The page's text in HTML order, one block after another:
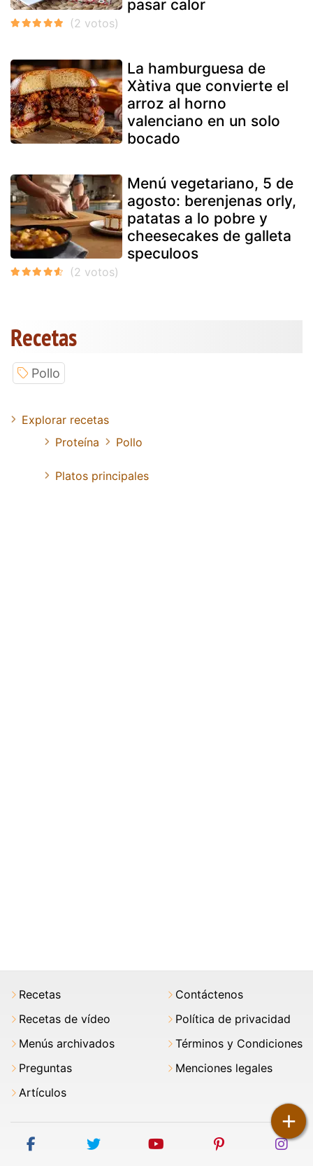
+
pasar calor
La hamburguesa de
Xàtiva que convierte el
arroz al horno
valenciano en un solo
bocado
Menú vegetariano, 5 de
agosto: berenjenas orly,
patatas a lo pobre y
cheesecakes de galleta
speculoos
Recetas
Pollo
Explorar recetas
Proteína
Pollo
Platos principales
Recetas
Recetas de vídeo
Menús archivados
Preguntas
Artículos
Contáctenos
Política de privacidad
Términos y Condiciones
Menciones legales
facebook twitter youtube pinterest